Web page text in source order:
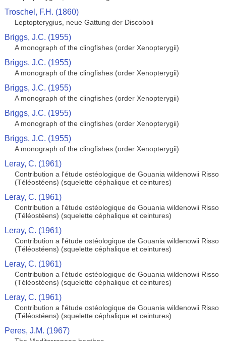
Troschel, F.H. (1860)
Leptopterygius, neue Gattung der Discoboli
Briggs, J.C. (1955)
A monograph of the clingfishes (order Xenopterygii)
Briggs, J.C. (1955)
A monograph of the clingfishes (order Xenopterygii)
Briggs, J.C. (1955)
A monograph of the clingfishes (order Xenopterygii)
Briggs, J.C. (1955)
A monograph of the clingfishes (order Xenopterygii)
Briggs, J.C. (1955)
A monograph of the clingfishes (order Xenopterygii)
Leray, C. (1961)
Contribution a l'étude ostéologique de Gouania wildenowii Risso
(Téléostéens) (squelette céphalique et ceintures)
Leray, C. (1961)
Contribution a l'étude ostéologique de Gouania wildenowii Risso
(Téléostéens) (squelette céphalique et ceintures)
Leray, C. (1961)
Contribution a l'étude ostéologique de Gouania wildenowii Risso
(Téléostéens) (squelette céphalique et ceintures)
Leray, C. (1961)
Contribution a l'étude ostéologique de Gouania wildenowii Risso
(Téléostéens) (squelette céphalique et ceintures)
Leray, C. (1961)
Contribution a l'étude ostéologique de Gouania wildenowii Risso
(Téléostéens) (squelette céphalique et ceintures)
Peres, J.M. (1967)